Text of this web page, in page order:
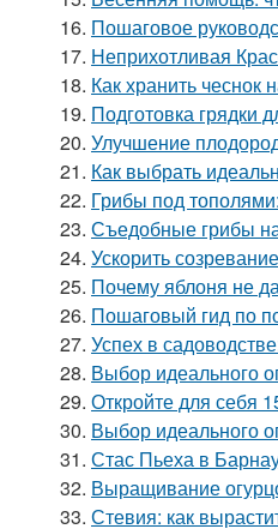
16. Пошаговое
17. Неприхотливая
18. Как хранить
19. Подготовка грядки
20. Улучшение
21. Как выбрать
22. Грибы под
23. Съедобные грибы на
24. Ускорить
25. Почему яблоня не
26. Пошаговый гид по
27. Успех в
28. Выбор идеального
29. Откройте для себя
30. Выбор идеального
31. Стас Пьеха в
32. Выращивание
33. Стевия: как